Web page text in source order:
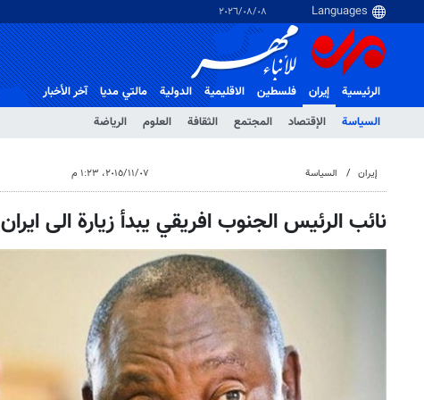
٠٨‏/٠٨‏/٢٠٢٦
الرئيسية
إيران
السياسة
الإقتصاد المجتمع الثقافة العلوم الرياضة
فلسطین الاقلیمیة الدولية مالتي مدیا آخر الأخبار
إيران السياسة ٠٧‏/١١‏/٢٠١٥، ١:٢٣ م
نائب الرئيس الجنوب افريقي يبدأ زيارة الى ايران